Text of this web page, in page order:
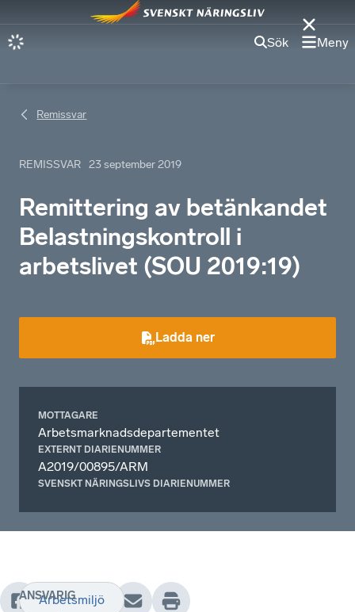
Sök Meny
Remissvar
REMISSVAR 23 september 2019
Remittering av betänkandet
Belastningskontroll i
arbetslivet (SOU 2019:19)
Ladda ner
MOTTAGARE
Arbetsmarknadsdepartementet
EXTERNT DIARIENUMMER
A2019/00895/ARM
SVENSKT NÄRINGSLIVS DIARIENUMMER
Arbetsmiljö
ANSVARIG